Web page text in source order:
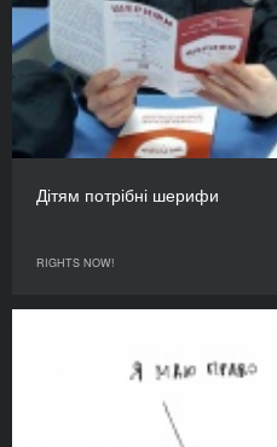
Дітям потрібні шерифи
RIGHTS NOW!